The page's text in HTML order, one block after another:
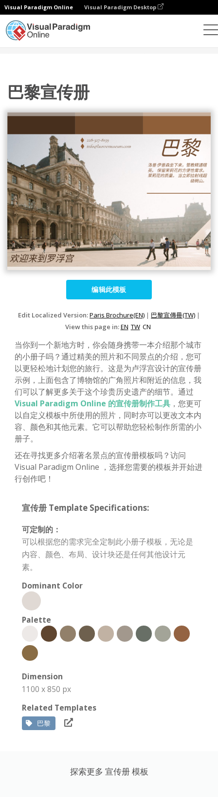
Visual Paradigm Online Visual Paradigm Desktop
巴黎宣传册
编辑此模板
Edit Localized Version:Paris Brochure(EN) | 巴黎宣傳冊(TW) |
View this page in:EN TW CN
当你到一个新地方时，你会随身携带一本介绍那个城市
的小册子吗？通过精美的照片和不同景点的介绍，您可
以更轻松地计划您的旅行。这是为卢浮宫设计的宣传册
示例，上面包含了博物馆的广角照片和附近的信息，我
们可以了解更多关于这个珍贵历史遗产的细节。通过
Visual Paradigm Online 的宣传册制作工具 ，您更可
以自定义模板中所使用的照片，同时亦可以更改文本内
容、颜色和其他元素。它可以帮助您轻松制作所需的小
册子。
还在寻找更多介绍著名景点的宣传册模板吗？访问
Visual Paradigm Online ，选择您需要的模板并开始进
行创作吧！
宣传册 Template Specifications:
可定制的：
可以根据您的需求完全定制此小册子模板，无论是
内容、颜色、布局、设计块还是任何其他设计元
素。
Dominant Color
Palette
Dimension
1100 x 850 px
Related Templates
巴黎
探索更多 宣传册 模板